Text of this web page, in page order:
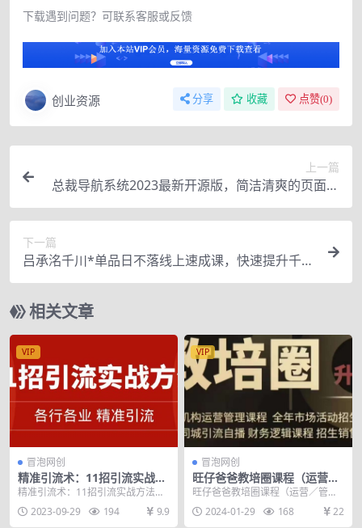
下载遇到问题？可联系客服或反馈
创业资源 分享 收藏 点赞(0)
上一篇
总裁导航系统2023最新开源版，简洁清爽的页面值
得你前来体验【源码+教程】
下一篇
吕承洺千川*单品日不落线上速成课，快速提升千川
认知，掌握单品店播核心运营技能
相关文章
VIP
冒泡网创
精准引流术：11招引流实战方
法，让你私域流量加到爆（11
节课完整)
精准引流术：11招引流实战方法，
让你私域流量加到爆（11节课完整)
课程内容： ...
2023-09-29 194 9.9
VIP
冒泡网创
旺仔爸爸教培圈课程（运营／
管理／招生／引流全套课
程），同城引流自播方案
旺仔爸爸教培圈课程（运营／管理
／招生／引流全套课程），同城引
流自播方案 培训机构...
2024-01-29 168 22